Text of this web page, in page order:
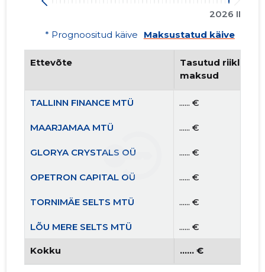
2026 II
* Prognoositud käive
Maksustatud käive
Ettevõte
Tasutud riiklikud
maksud
TALLINN FINANCE MTÜ ...... €
MAARJAMAA MTÜ ...... €
GLORYA CRYSTALS OÜ ...... €
OPETRON CAPITAL OÜ ...... €
TORNIMÄE SELTS MTÜ ...... €
LÕU MERE SELTS MTÜ ...... €
OJ INVEST GROUP OÜ ...... €
Kokku ...... €